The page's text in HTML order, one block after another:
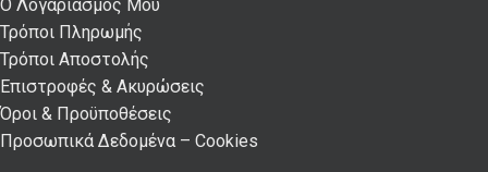
Ο Λογαριασμός Μου
Τρόποι Πληρωμής
Τρόποι Αποστολής
Επιστροφές & Ακυρώσεις
Όροι & Προϋποθέσεις
Προσωπικά Δεδομένα – Cookies